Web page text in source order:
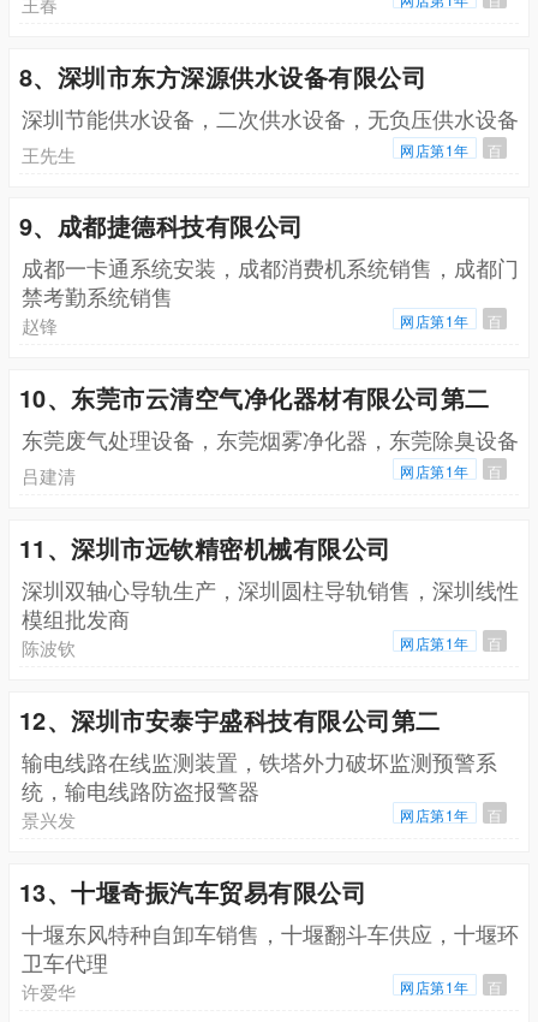
8、深圳市东方深源供水设备有限公司
深圳节能供水设备，二次供水设备，无负压供水设备
王先生 网店第1年 百
9、成都捷德科技有限公司
成都一卡通系统安装，成都消费机系统销售，成都门
禁考勤系统销售
赵锋 网店第1年 百
10、东莞市云清空气净化器材有限公司第二
东莞废气处理设备，东莞烟雾净化器，东莞除臭设备
吕建清 网店第1年 百
11、深圳市远钦精密机械有限公司
深圳双轴心导轨生产，深圳圆柱导轨销售，深圳线性
模组批发商
陈波钦 网店第1年 百
12、深圳市安泰宇盛科技有限公司第二
输电线路在线监测装置，铁塔外力破坏监测预警系
统，输电线路防盗报警器
景兴发 网店第1年 百
13、十堰奇振汽车贸易有限公司
十堰东风特种自卸车销售，十堰翻斗车供应，十堰环
卫车代理
许爱华 网店第1年 百